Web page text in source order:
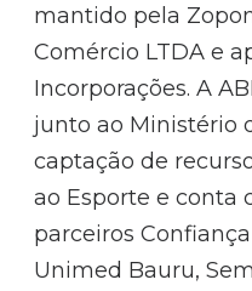
mantido pela
Comércio LTDA e
Incorporações. A
junto ao Ministério
captação de
ao Esporte e conta
parceiros
Unimed Bauru,